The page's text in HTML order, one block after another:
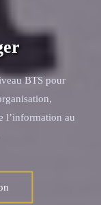
BTS pour
l’information au